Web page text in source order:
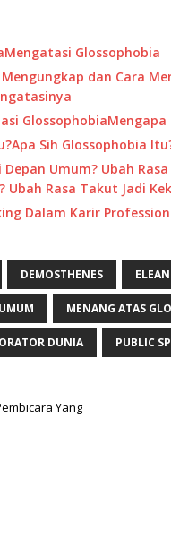
Mengatasi Glossophobia
Mengapa
Apa Sih Glossophobia
Ubah Rasa Takut Jadi
DEMOSTHENES
MENANG ATAS
ORATOR DUNIA PUBLIC
Yang